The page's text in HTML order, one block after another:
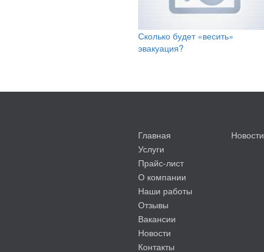
Сколько будет «весить»
эвакуация?
Главная
Услуги
Прайс-лист
О компании
Наши работы
Отзывы
Вакансии
Новости
Контакты
Новости